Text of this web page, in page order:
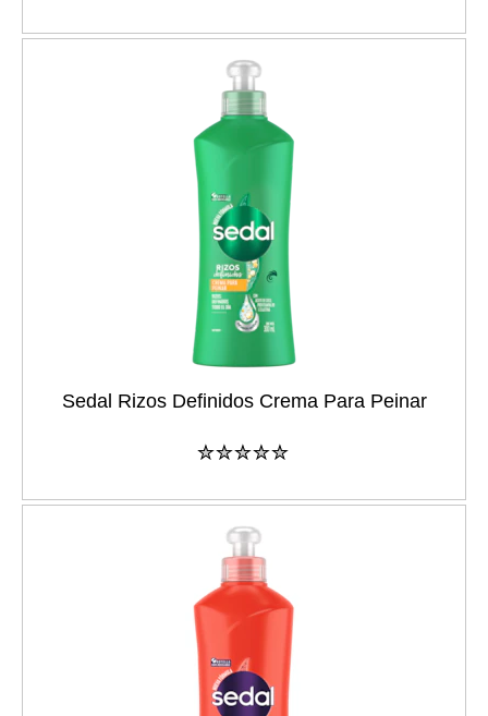
enviado
calificaciones
para
este
product
Sedal Rizos Definidos Crema Para Peinar
No
enviado
calificaciones
para
este
product